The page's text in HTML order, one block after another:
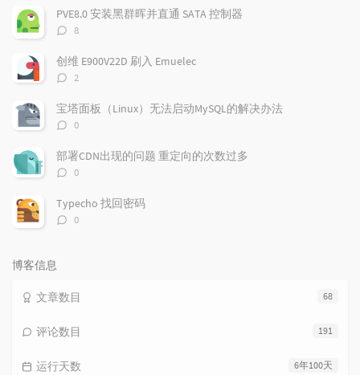
文
章
评
PVE8.0 安装黑群晖并直通 SATA 控制器
评
数：
8
创维 E900V22D 刷入 Emuelec
评
数：
2
宝塔面板（Linux）无法启动MySQL的解决办法
评
数：
0
部署CDN出现的问题 重定向的次数过多
评
数：
0
Typecho 找回密码
评
0
博客信息
68
文章数目
191
评论数目
6年100天
运行天数